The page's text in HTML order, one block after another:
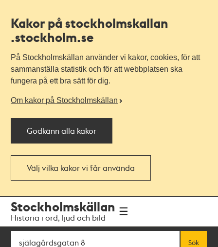
Kakor på stockholmskallan
.stockholm.se
På Stockholmskällan använder vi kakor, cookies, för att
sammanställa statistik och för att webbplatsen ska
fungera på ett bra sätt för dig.
Om kakor på Stockholmskällan
Godkänn alla kakor
Välj vilka kakor vi får använda
navigationen
huvudinnehållet
Stockholmskällan
Historia i ord, ljud och bild
Sök
Sök